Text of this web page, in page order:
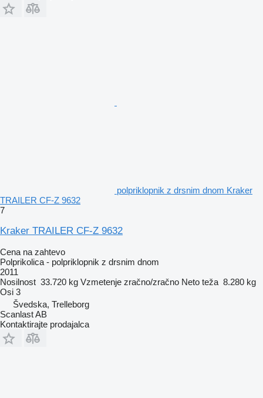
polpriklopnik z drsnim dnom Kraker
TRAILER CF-Z 9632
7
Kraker TRAILER CF-Z 9632
Cena na zahtevo
Polprikolica - polpriklopnik z drsnim dnom
2011
Nosilnost 33.720 kg Vzmetenje zračno/zračno Neto teža 8.280 kg
Osi 3
Švedska, Trelleborg
Scanlast AB
Kontaktirajte prodajalca